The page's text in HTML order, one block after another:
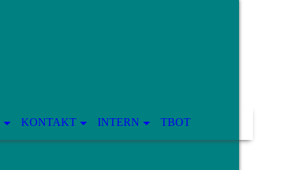
KONTAKT INTERN TBOT